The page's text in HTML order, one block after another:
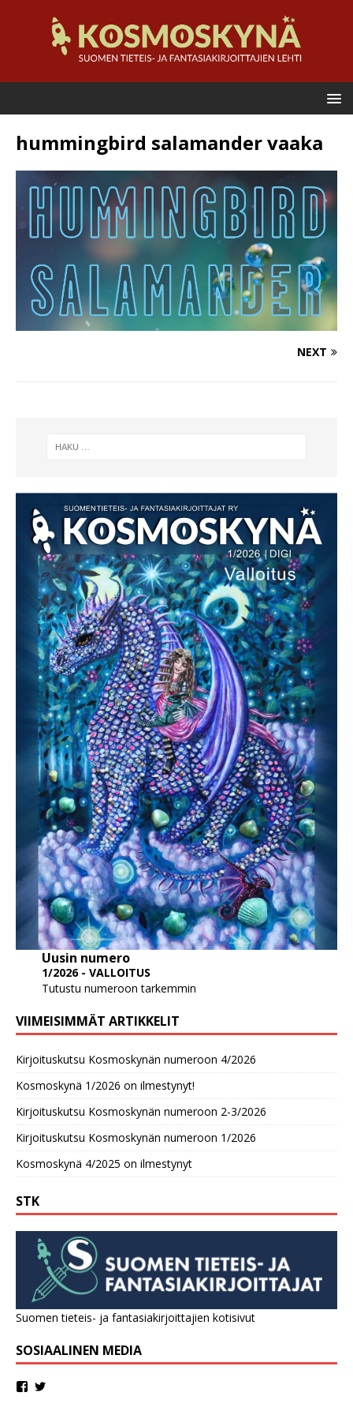
hummingbird salamander vaaka
NEXT
Uusin numero
1/2026 - VALLOITUS
Tutustu numeroon tarkemmin
VIIMEISIMMÄT ARTIKKELIT
Kirjoituskutsu Kosmoskynän numeroon 4/2026
Kosmoskynä 1/2026 on ilmestynyt!
Kirjoituskutsu Kosmoskynän numeroon 2-3/2026
Kirjoituskutsu Kosmoskynän numeroon 1/2026
Kosmoskynä 4/2025 on ilmestynyt
STK
Suomen tieteis- ja fantasiakirjoittajien kotisivut
SOSIAALINEN MEDIA